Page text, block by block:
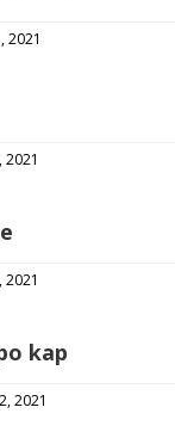
2021
kap
2021